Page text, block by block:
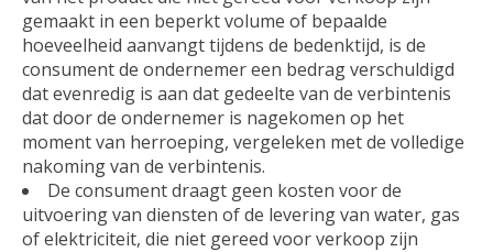
gemaakt in een beperkt volume of bepaalde
hoeveelheid aanvangt tijdens de bedenktijd, is de
consument de ondernemer een bedrag verschuldigd
dat evenredig is aan dat gedeelte van de verbintenis
dat door de ondernemer is nagekomen op het
moment van herroeping, vergeleken met de volledige
nakoming van de verbintenis.
De consument draagt geen kosten voor de
uitvoering van diensten of de levering van water, gas
of elektriciteit, die niet gereed voor verkoop zijn